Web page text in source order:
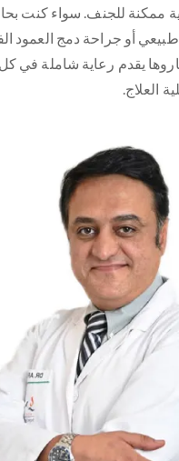
ممكنة للجنف. سواء كنت
أو جراحة دمج العمود
يقدم رعاية شاملة في
العلاج.